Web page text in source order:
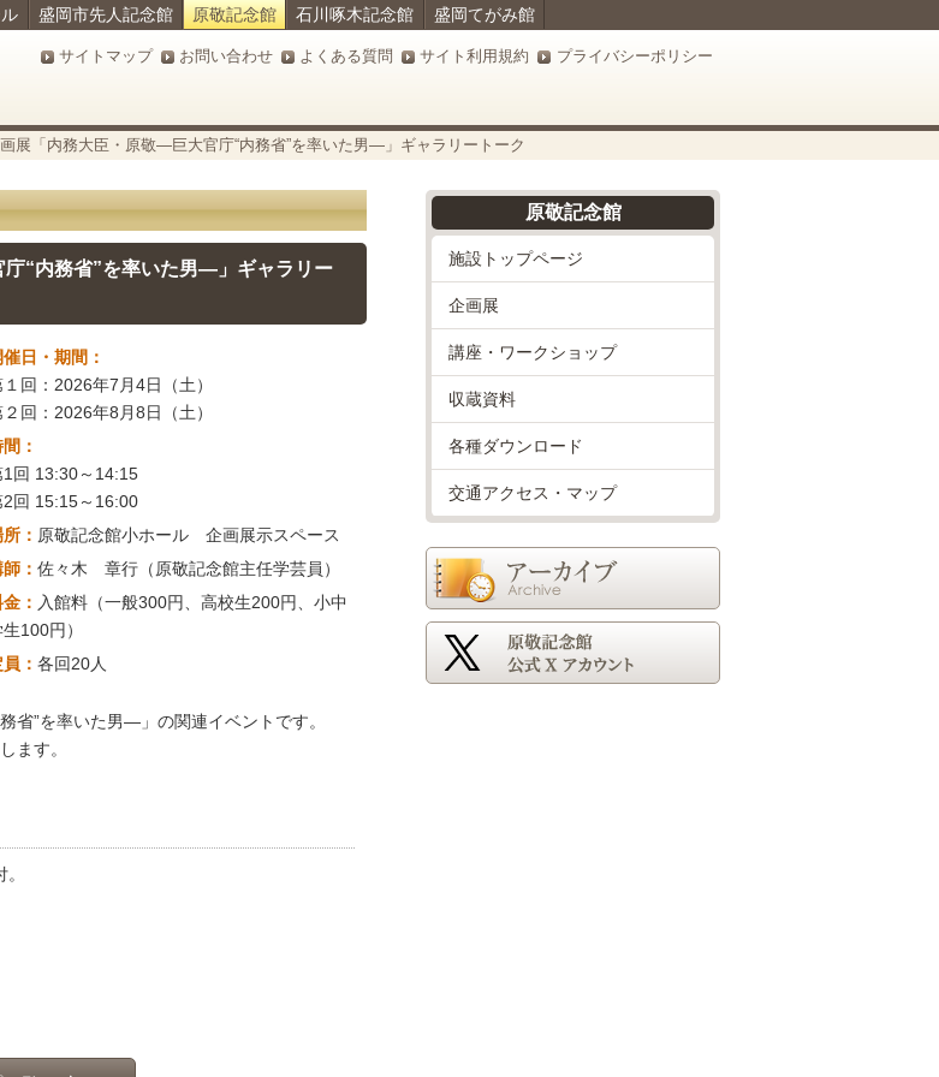
盛岡市先人記念館 原敬記念館 石川啄木記念館 盛岡てがみ館
プライバシーポリシー
サイト利用規約
よくある質問
お問い合わせ
サイトマップ
「内務大臣・原敬―巨大官庁“内務省”を率いた男―」ギャラリートーク
“内務省”を率いた男―」ギャラリー
催日・期間：
１回：2026年7月4日（土）
２回：2026年8月8日（土）
：
1回 13:30～14:15
2回 15:15～16:00
： 原敬記念館小ホール 企画展示スペース
師：佐々木 章行（原敬記念館主任学芸員）
： 入館料（一般300円、高校生200円、小中
100円）
員：各回20人
省”を率いた男―」の関連イベントです。
ます。
原敬記念館
施設トップページ
企画展
講座・ワークショップ
収蔵資料
各種ダウンロード
交通アクセス・マップ